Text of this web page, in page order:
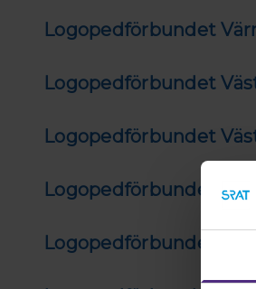
Logopedförbundet
Logopedförbundet
Logopedförbundet
Logopedförbundet
Logopedförbundet